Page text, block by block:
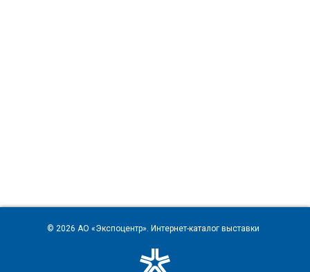
© 2026 АО «Экспоцентр». Интернет-каталог выставки